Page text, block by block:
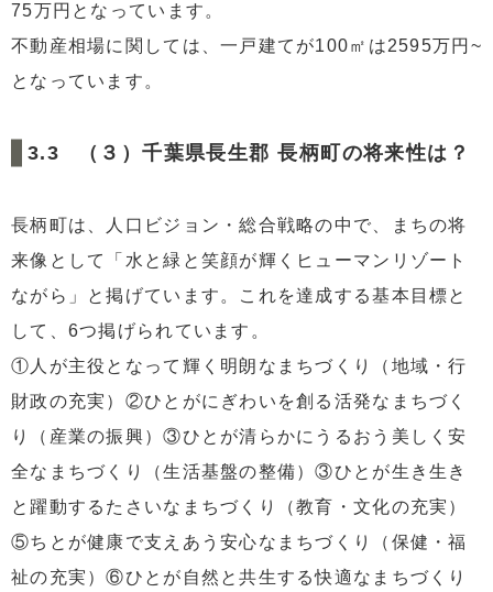
75万円となっています。
不動産相場に関しては、一戸建てが100㎡は2595万円~
となっています。
（３）千葉県長生郡 長柄町の将来性は？
長柄町は、人口ビジョン・総合戦略の中で、まちの将
来像として「水と緑と笑顔が輝くヒューマンリゾート
ながら」と掲げています。これを達成する基本目標と
して、6つ掲げられています。
①人が主役となって輝く明朗なまちづくり（地域・行
財政の充実）②ひとがにぎわいを創る活発なまちづく
り（産業の振興）③ひとが清らかにうるおう美しく安
全なまちづくり（生活基盤の整備）③ひとが生き生き
と躍動するたさいなまちづくり（教育・文化の充実）
⑤ちとが健康で支えあう安心なまちづくり（保健・福
祉の充実）⑥ひとが自然と共生する快適なまちづくり